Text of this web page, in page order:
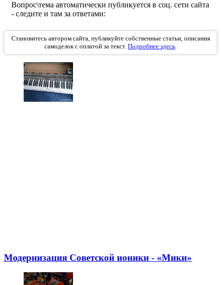
Вопрос\тема автоматически публикуется в соц. сети сайта
- следите и там за ответами:
Становитесь автором сайта, публикуйте собственные статьи, описания
самоделок с оплатой за текст. Подробнее здесь.
Модернизация Советской ионики - «Мики»